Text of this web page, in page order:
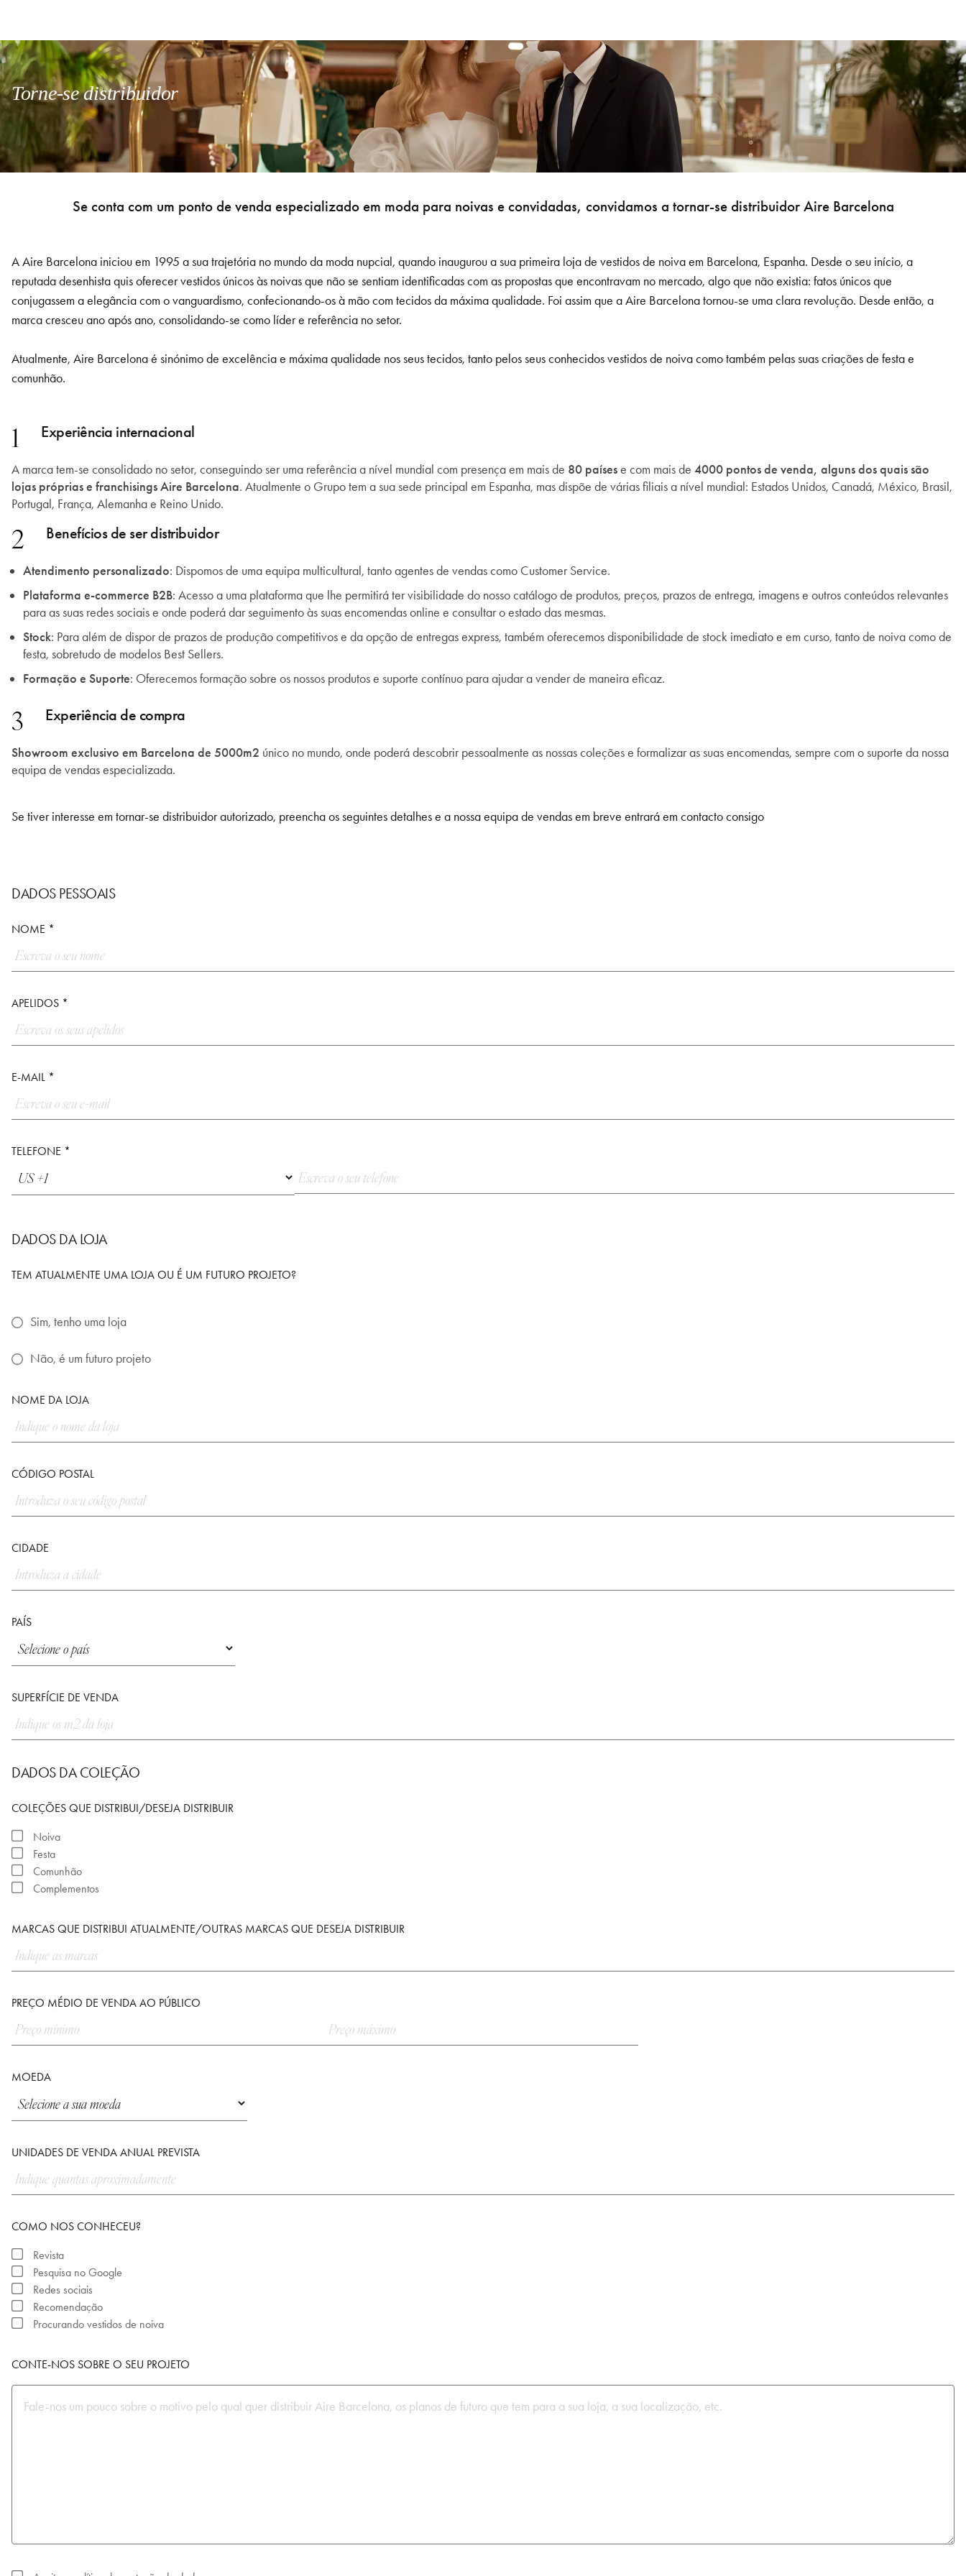
Torne-se distribuidor
Se conta com um ponto de venda especializado em moda para noivas e convidadas, convidamos a tornar-se distribuidor Aire Barcelona
A Aire Barcelona iniciou em 1995 a sua trajetória no mundo da moda nupcial, quando inaugurou a sua primeira loja de vestidos de noiva em Barcelona, Espanha. Desde o seu início, a
reputada desenhista quis oferecer vestidos únicos às noivas que não se sentiam identificadas com as propostas que encontravam no mercado, algo que não existia: fatos únicos que
conjugassem a elegância com o vanguardismo, confecionando-os à mão com tecidos da máxima qualidade. Foi assim que a Aire Barcelona tornou-se uma clara revolução. Desde então, a
marca cresceu ano após ano, consolidando-se como líder e referência no setor.
Atualmente, Aire Barcelona é sinónimo de excelência e máxima qualidade nos seus tecidos, tanto pelos seus conhecidos vestidos de noiva como também pelas suas criações de festa e
comunhão.
1 Experiência internacional
A marca tem-se consolidado no setor, conseguindo ser uma referência a nível mundial com presença em mais de 80 paísese com mais de 4000 pontos de venda, alguns dos quais são
lojas próprias e franchisings Aire Barcelona. Atualmente o Grupo tem a sua sede principal em Espanha, mas dispõe de várias filiais a nível mundial: Estados Unidos, Canadá, México, Brasil,
Portugal, França, Alemanha e Reino Unido.
2 Benefícios de ser distribuidor
Atendimento personalizado: Dispomos de uma equipa multicultural, tanto agentes de vendas como Customer Service.
Plataforma e-commerce B2B: Acesso a uma plataforma que lhe permitirá ter visibilidade do nosso catálogo de produtos, preços, prazos de entrega, imagens e outros conteúdos relevantes
para as suas redes sociais e onde poderá dar seguimento às suas encomendas online e consultar o estado das mesmas.
Stock: Para além de dispor de prazos de produção competitivos e da opção de entregas express, também oferecemos disponibilidade de stock imediato e em curso, tanto de noiva como de
festa, sobretudo de modelos Best Sellers.
Formação e Suporte: Oferecemos formação sobre os nossos produtos e suporte contínuo para ajudar a vender de maneira eficaz.
3 Experiência de compra
Showroom exclusivo em Barcelona de 5000m2 único no mundo, onde poderá descobrir pessoalmente as nossas coleções e formalizar as suas encomendas, sempre com o suporte da nossa
equipa de vendas especializada.
Se tiver interesse em tornar-se distribuidor autorizado, preencha os seguintes detalhes e a nossa equipa de vendas em breve entrará em contacto consigo
DADOS PESSOAIS
NOME *
APELIDOS *
E-MAIL *
TELEFONE *
DADOS DA LOJA
TEM ATUALMENTE UMA LOJA OU É UM FUTURO PROJETO?
Sim, tenho uma loja
Não, é um futuro projeto
NOME DA LOJA
CÓDIGO POSTAL
CIDADE
PAÍS
SUPERFÍCIE DE VENDA
DADOS DA COLEÇÃO
COLEÇÕES QUE DISTRIBUI/DESEJA DISTRIBUIR
Noiva
Festa
Comunhão
Complementos
MARCAS QUE DISTRIBUI ATUALMENTE/OUTRAS MARCAS QUE DESEJA DISTRIBUIR
PREÇO MÉDIO DE VENDA AO PÚBLICO
MOEDA
UNIDADES DE VENDA ANUAL PREVISTA
COMO NOS CONHECEU?
Revista
Pesquisa no Google
Redes sociais
Recomendação
Procurando vestidos de noiva
CONTE-NOS SOBRE O SEU PROJETO